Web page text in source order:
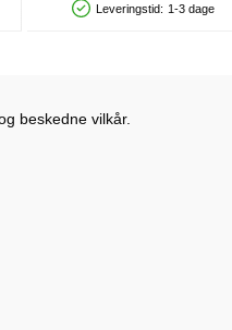
Produkttilgængelighed: På lager
Leveringstid: 1-3 dage
beskedne vilkår.